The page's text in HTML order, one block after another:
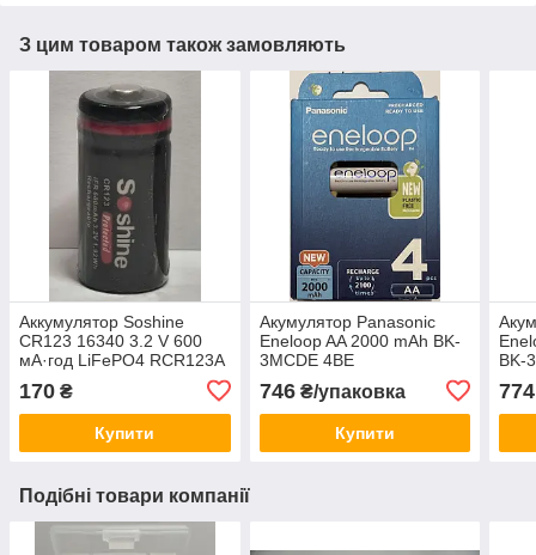
З цим товаром також замовляють
Аккумулятор Soshine
CR123 16340 3.2 V 600
мА·год LiFePO4 RCR123A
170 ₴
Купити
Акумулятор Panasonic
Eneloop AA 2000 mAh BK-
3MCDE 4BE
746₴/упаковка
Купити
BK-
774
Подібні товари компанії